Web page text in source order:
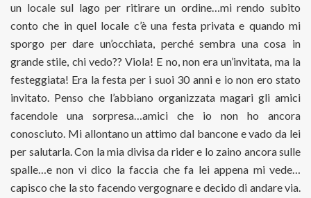
un locale sul lago per ritirare un ordine…mi rendo subito
conto che in quel locale c’è una festa privata e quando mi
sporgo per dare un’occhiata, perché sembra una cosa in
grande stile, chi vedo?? Viola! E no, non era un’invitata, ma la
festeggiata! Era la festa per i suoi 30 anni e io non ero stato
invitato. Penso che l’abbiano organizzata magari gli amici
facendole una sorpresa…amici che io non ho ancora
conosciuto. Mi allontano un attimo dal bancone e vado da lei
per salutarla. Con la mia divisa da rider e lo zaino ancora sulle
spalle…e non vi dico la faccia che fa lei appena mi vede…
capisco che la sto facendo vergognare e decido di andare via.